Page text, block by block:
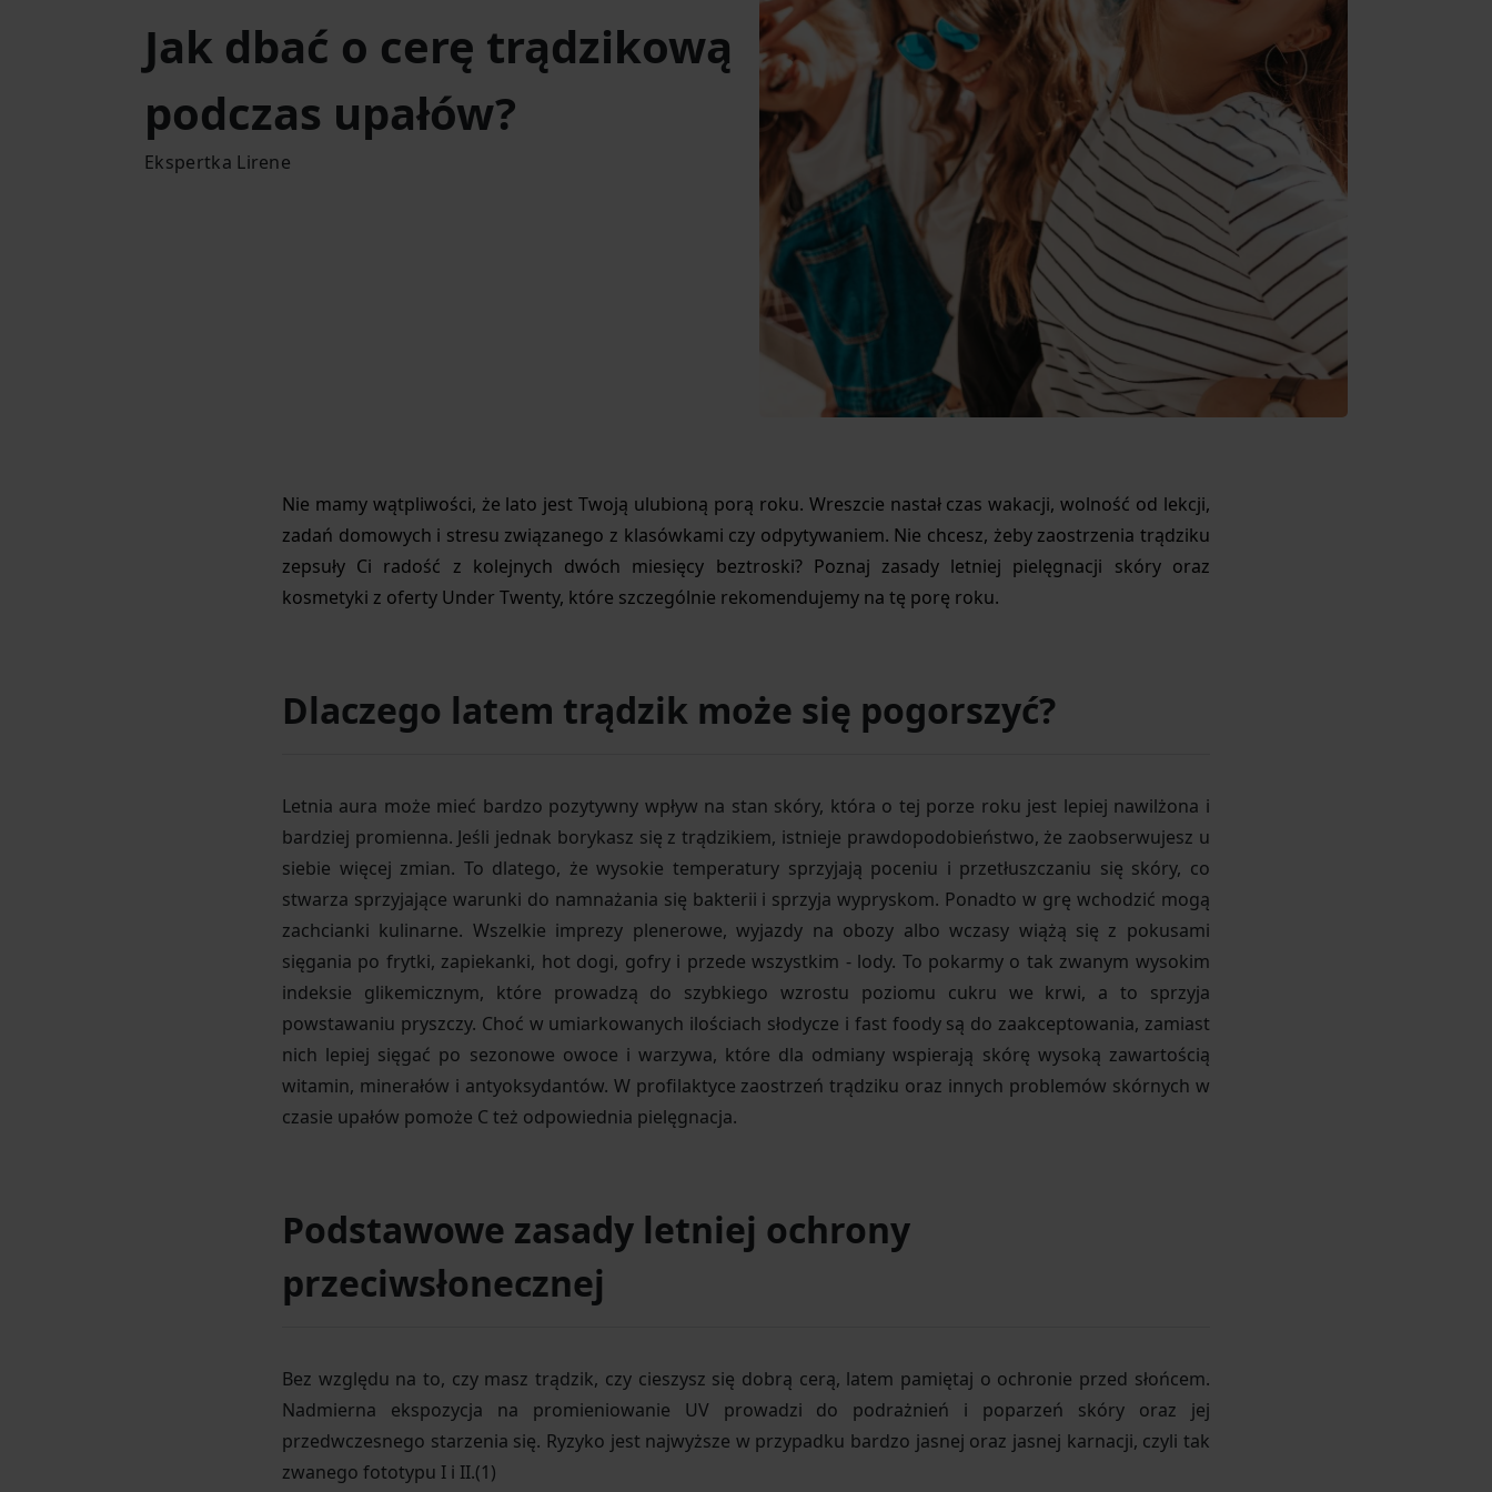
Jak dbać o cerę trądzikową
podczas upałów?
Ekspertka Lirene
Nie mamy wątpliwości, że lato jest Twoją ulubioną porą roku. Wreszcie nastał czas wakacji, wolność od lekcji,
zadań domowych i stresu związanego z klasówkami czy odpytywaniem. Nie chcesz, żeby zaostrzenia trądziku
zepsuły Ci radość z kolejnych dwóch miesięcy beztroski? Poznaj zasady letniej pielęgnacji skóry oraz
kosmetyki z oferty Under Twenty, które szczególnie rekomendujemy na tę porę roku.
Dlaczego latem trądzik może się pogorszyć?
Letnia aura może mieć bardzo pozytywny wpływ na stan skóry, która o tej porze roku jest lepiej nawilżona i
bardziej promienna. Jeśli jednak borykasz się z trądzikiem, istnieje prawdopodobieństwo, że zaobserwujesz u
siebie więcej zmian. To dlatego, że wysokie temperatury sprzyjają poceniu i przetłuszczaniu się skóry, co
stwarza sprzyjające warunki do namnażania się bakterii i sprzyja wypryskom. Ponadto w grę wchodzić mogą
zachcianki kulinarne. Wszelkie imprezy plenerowe, wyjazdy na obozy albo wczasy wiążą się z pokusami
sięgania po frytki, zapiekanki, hot dogi, gofry i przede wszystkim - lody. To pokarmy o tak zwanym wysokim
indeksie glikemicznym, które prowadzą do szybkiego wzrostu poziomu cukru we krwi, a to sprzyja
powstawaniu pryszczy. Choć w umiarkowanych ilościach słodycze i fast foody są do zaakceptowania, zamiast
nich lepiej sięgać po sezonowe owoce i warzywa, które dla odmiany wspierają skórę wysoką zawartością
witamin, minerałów i antyoksydantów. W profilaktyce zaostrzeń trądziku oraz innych problemów skórnych w
czasie upałów pomoże C też odpowiednia pielęgnacja.
Podstawowe zasady letniej ochrony
przeciwsłonecznej
Bez względu na to, czy masz trądzik, czy cieszysz się dobrą cerą, latem pamiętaj o ochronie przed słońcem.
Nadmierna ekspozycja na promieniowanie UV prowadzi do podrażnień i poparzeń skóry oraz jej
przedwczesnego starzenia się. Ryzyko jest najwyższe w przypadku bardzo jasnej oraz jasnej karnacji, czyli tak
zwanego fototypu I i II.(1)